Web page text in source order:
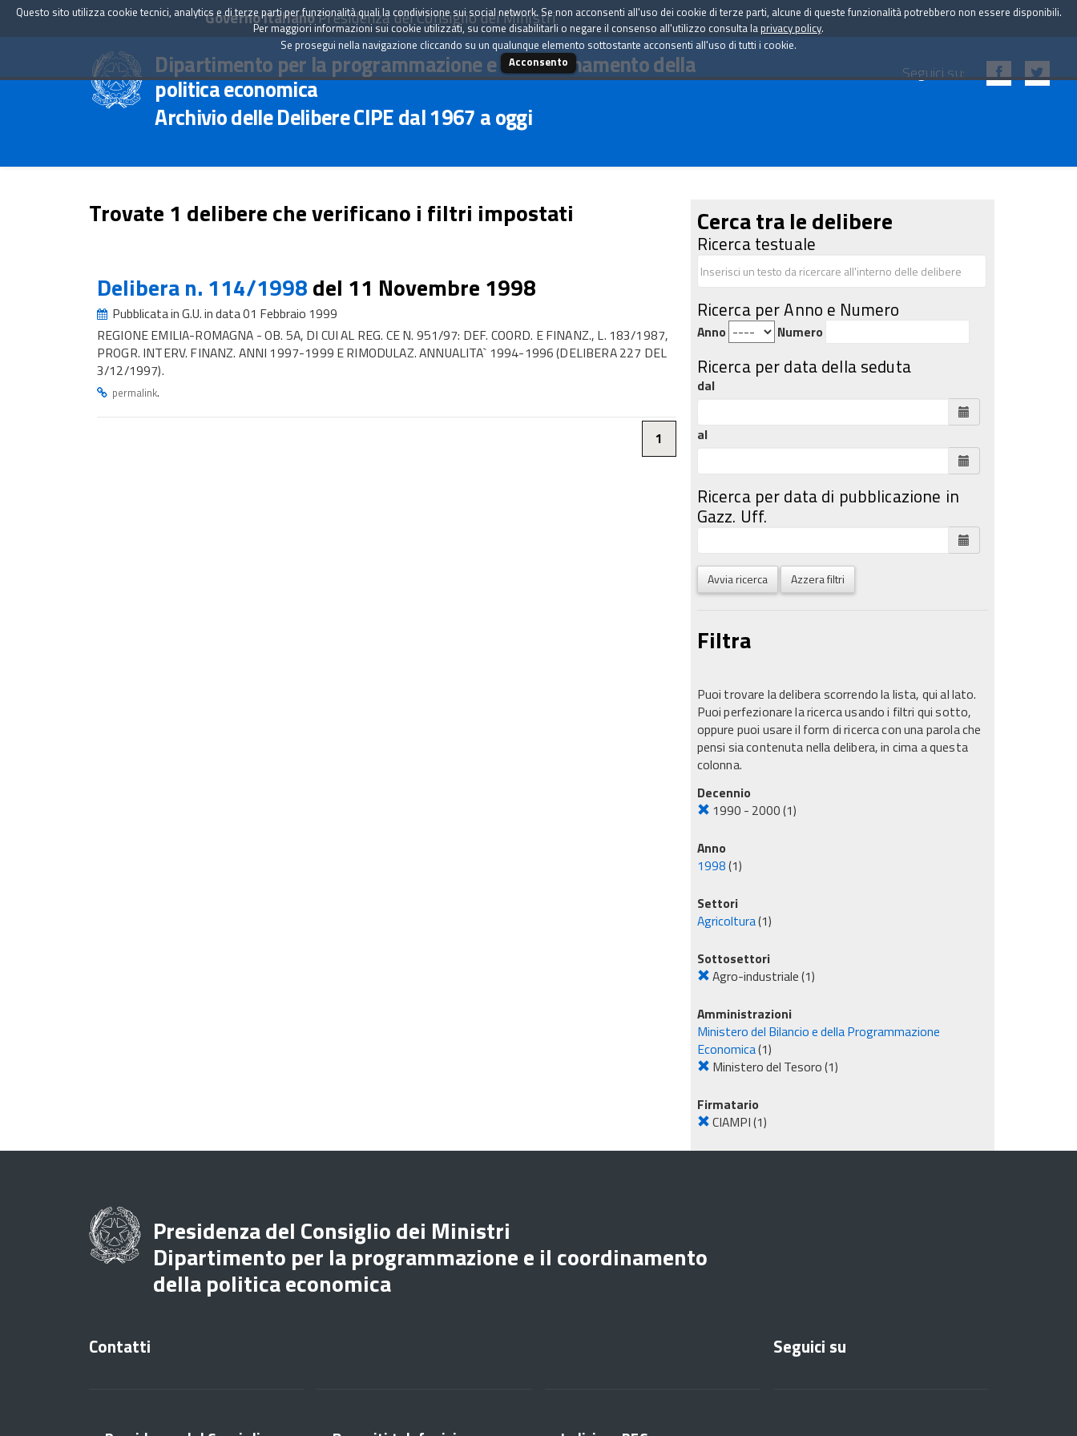
Governo ItalianoPresidenza del Consiglio dei Ministri
Dipartimento per la programmazione e il coordinamento della
politica economica
Archivio delle Delibere CIPE dal 1967 a oggi
Seguici su:
Trovate 1 delibere che verificano i filtri impostati
Delibera n. 114/1998del 11 Novembre 1998
Pubblicata in G.U. in data 01 Febbraio 1999
REGIONE EMILIA-ROMAGNA - OB. 5A, DI CUI AL REG. CE N. 951/97: DEF. COORD. E FINANZ., L. 183/1987,
PROGR. INTERV. FINANZ. ANNI 1997-1999 E RIMODULAZ. ANNUALITA` 1994-1996 (DELIBERA 227 DEL
3/12/1997).
permalink.
1
Cerca tra le delibere
Ricerca testuale
Ricerca per Anno e Numero
Anno Numero
Ricerca per data della seduta
dal
al
Ricerca per data di pubblicazione in
Gazz. Uff.
Avvia ricerca Azzera filtri
Filtra
Puoi trovare la delibera scorrendo la lista, qui al lato.
Puoi perfezionare la ricerca usando i filtri qui sotto,
oppure puoi usare il form di ricerca con una parola che
pensi sia contenuta nella delibera, in cima a questa
colonna.
Decennio
1990 - 2000(1)
Anno
1998(1)
Settori
Agricoltura(1)
Sottosettori
Agro-industriale(1)
Amministrazioni
Ministero del Bilancio e della Programmazione
Economica(1)
Ministero del Tesoro(1)
Firmatario
CIAMPI(1)
Questo sito utilizza cookie tecnici, analytics e di terze parti per funzionalità quali la condivisione sui social network. Se non acconsenti all'uso dei cookie di terze parti, alcune di queste funzionalità potrebbero non essere disponibili.
Per maggiori informazioni sui cookie utilizzati, su come disabilitarli o negare il consenso all'utilizzo consulta la privacy policy.
Se prosegui nella navigazione cliccando su un qualunque elemento sottostante acconsenti all'uso di tutti i cookie.
Acconsento
Presidenza del Consiglio dei Ministri
Dipartimento per la programmazione e il coordinamento
della politica economica
Contatti Seguici su